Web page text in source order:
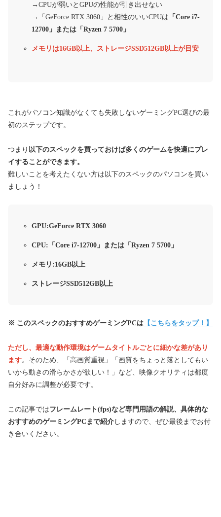
→CPUが弱いとGPUの性能が引き出せない
→
「GeForce RTX 3060」と相性のいいCPUは 「Core i7-
12700」または「Ryzen 7 5700」
メモリは16GB以上、ストレージSSD512GB以上が目安
これがパソコン知識がなくても失敗しないゲーミングPC選びの最
初のステップです。
つまり 以下のスペックを買っておけば多くのゲームを快適にプレ
イすることができます。
難しいことを考えたくない方は以下のスペックのパソコンを買い
ましょう！
GPU:GeForce RTX 3060
CPU:「Core i7-12700」または「Ryzen 7 5700」
メモリ:16GB以上
ストレージSSD512GB以上
※ このスペックのおすすめゲーミングPCは 【 こちらをタップ！ 】
ただし、最適な動作環境はゲームタイトルごとに細かな差があり
ます。そのため、「高画質重視」「画質をちょっと落としてもい
いから動きの滑らかさが欲しい！」など、映像クオリティは都度
自分好みに調整が必要です。
この記事ではフレームレート(fps)など専門用語の解説、具体的な
おすすめのゲーミングPCまで紹介 しますので、ぜひ最後までお付
き合いください。